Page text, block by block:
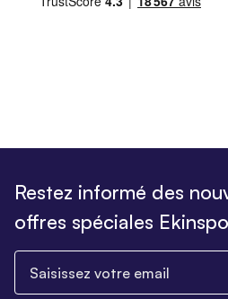
Restez informé des
offres spéciales